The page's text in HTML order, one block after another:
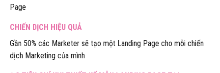
Page
CHIẾN DỊCH HIỆU QUẢ
Gần 50% các Marketer sẽ tạo một Landing Page cho mỗi chiến
dịch Marketing của mình